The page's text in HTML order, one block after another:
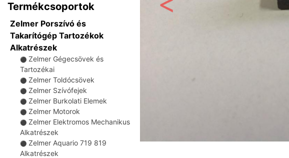
Termékcsoportok
Zelmer Porszívó és
Takarítógép Tartozékok
Alkatrészek
⚫ Zelmer Gégecsövek és
Tartozékai
⚫ Zelmer Toldócsövek
⚫ Zelmer Szívófejek
⚫ Zelmer Burkolati Elemek
⚫ Zelmer Motorok
⚫ Zelmer Elektromos Mechanikus
Alkatrészek
⚫ Zelmer Aquario 719 819
Alkatrészek
Előző